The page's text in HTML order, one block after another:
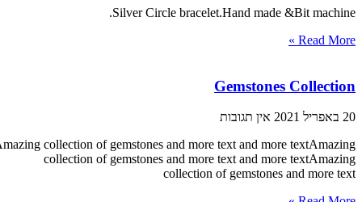
Silver Circle bracelet.Hand made &Bit machine.
Read More »
Gemstones Collection
20 באפריל 2021
אין תגובות
Amazing collection of gemstones and more text and more textAmazing
collection of gemstones and more text and more textAmazing
collection of gemstones and more text